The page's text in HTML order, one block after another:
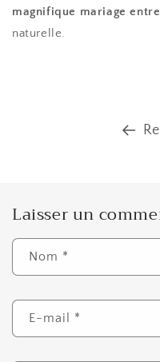
magnifique mariage
naturelle.
Laisser un
Nom *
E-mail *